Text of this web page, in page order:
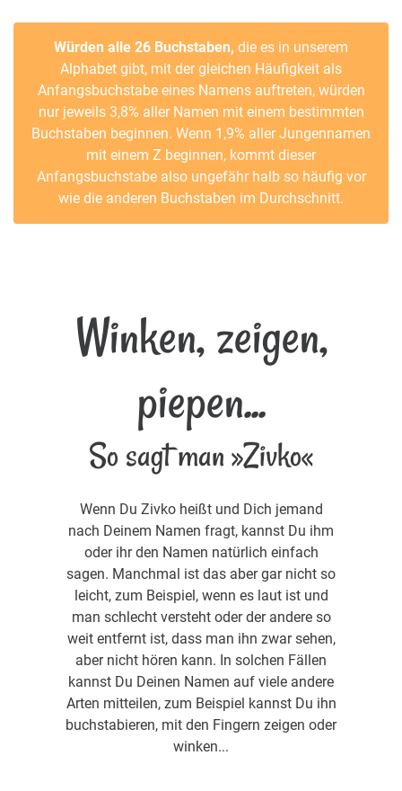
Würden alle 26 Buchstaben, die es in unserem
Alphabet gibt, mit der gleichen Häufigkeit als
Anfangsbuchstabe eines Namens auftreten, würden
nur jeweils 3,8% aller Namen mit einem bestimmten
Buchstaben beginnen. Wenn 1,9% aller Jungennamen
mit einem Z beginnen, kommt dieser
Anfangsbuchstabe also ungefähr halb so häufig vor
wie die anderen Buchstaben im Durchschnitt.
Winken, zeigen,
piepen...
So sagt man »Zivko«
Wenn Du Zivko heißt und Dich jemand
nach Deinem Namen fragt, kannst Du ihm
oder ihr den Namen natürlich einfach
sagen. Manchmal ist das aber gar nicht so
leicht, zum Beispiel, wenn es laut ist und
man schlecht versteht oder der andere so
weit entfernt ist, dass man ihn zwar sehen,
aber nicht hören kann. In solchen Fällen
kannst Du Deinen Namen auf viele andere
Arten mitteilen, zum Beispiel kannst Du ihn
buchstabieren, mit den Fingern zeigen oder
winken...